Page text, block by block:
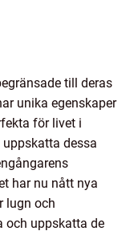
till deras
unika egenskaper
för livet i
dessa
har nu nått nya
lugn och
och uppskatta de